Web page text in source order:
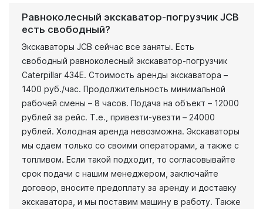
Равноколесный экскаватор-погрузчик JCB
есть свободный?
Экскаваторы JCB сейчас все заняты. Есть
свободный равноколесный экскаватор-погрузчик
Caterpillar 434E. Стоимость аренды экскаватора –
1400 руб./час. Продолжительность минимальной
рабочей смены – 8 часов. Подача на объект – 12000
рублей за рейс. Т.е., привезти-увезти – 24000
рублей. Холодная аренда невозможна. Экскаваторы
мы сдаем только со своими операторами, а также с
топливом. Если такой подходит, то согласовывайте
срок подачи с нашим менеджером, заключайте
договор, вносите предоплату за аренду и доставку
экскаватора, и мы поставим машину в работу. Также